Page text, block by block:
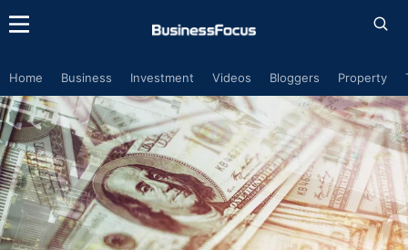
Home Business Investment Videos Bloggers Property